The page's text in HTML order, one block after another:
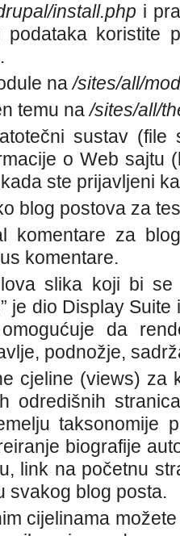
install.php i
podataka koristite
na/sites/all/
temu na/sites/all/
sustav
o Web sajtu
ste prijavljeni
blog postova za
komentare za
komentare.
slika koji bi se
je dio Display
da
podnožje,
cjeline (views) za
odredišnih
taksonomije
biografije
link na početnu
svakog blog posta.
cijelinama